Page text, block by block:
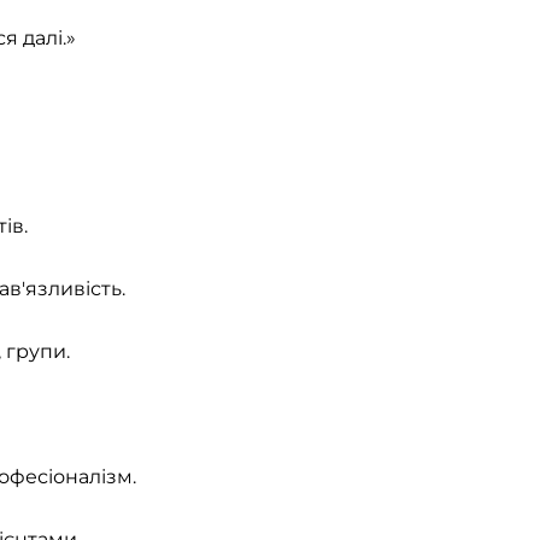
далі.»
групи.